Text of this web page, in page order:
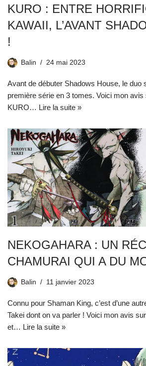
KURO : ENTRE
KAWAII, L’AVANT
!
Balin 24 mai 2023
Avant de débuter Shadows House, le duo
première série en 3 tomes. Voici mon avis
KURO… Lire la suite »
NEKOGAHARA : UN
CHAMURAI QUI A DU
Balin 11 janvier 2023
Connu pour Shaman King, c’est d’une
Takei dont on va parler ! Voici mon avis
et… Lire la suite »